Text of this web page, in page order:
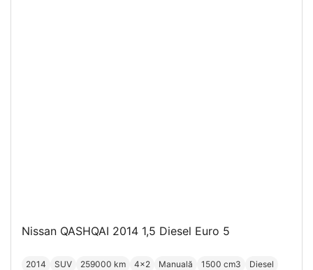
Nissan QASHQAI 2014 1,5 Diesel Euro 5
2014 SUV 259000 km 4x2 Manuală 1500 cm3
Diesel